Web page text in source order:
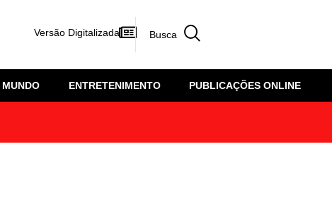
Versão Digitalizada
MUNDO ENTRETENIMENTO PUBLICAÇÕES ONLINE